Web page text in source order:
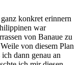
konkret erinnern
war
von Banaue zu
von diesem Plan
dann genau an